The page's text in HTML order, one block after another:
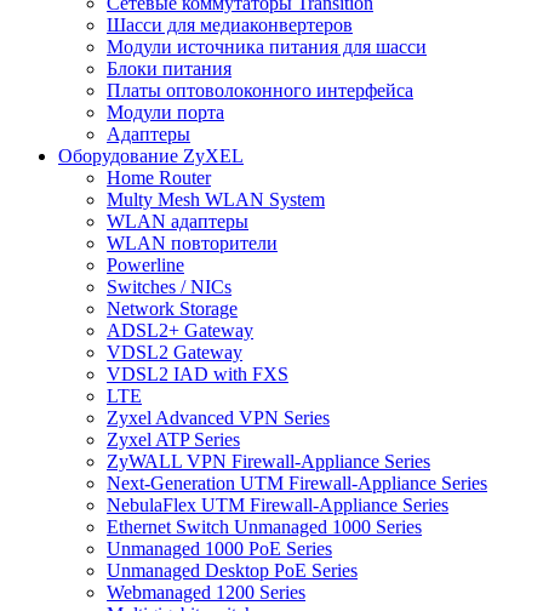
Шасси для медиаконвертеров
Модули источника питания для шасси
Блоки питания
Платы оптоволоконного интерфейса
Модули порта
Адаптеры
Оборудование ZyXEL
Home Router
Multy Mesh WLAN System
WLAN адаптеры
WLAN повторители
Powerline
Switches / NICs
Network Storage
ADSL2+ Gateway
VDSL2 Gateway
VDSL2 IAD with FXS
LTE
Zyxel Advanced VPN Series
Zyxel ATP Series
ZyWALL VPN Firewall-Appliance Series
Next-Generation UTM Firewall-Appliance Series
NebulaFlex UTM Firewall-Appliance Series
Ethernet Switch Unmanaged 1000 Series
Unmanaged 1000 PoE Series
Unmanaged Desktop PoE Series
Webmanaged 1200 Series